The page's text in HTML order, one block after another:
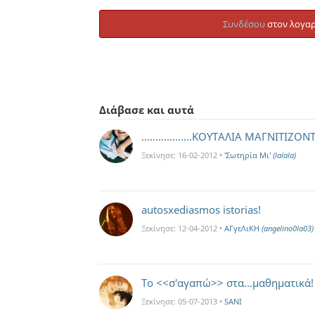
Συνδέσουστον
Διάβασε και αυτά
..................ΚΟΥΤΑΛΙΑ
Ξεκίνησε: 16-02-2012 • 'Σωτηρία Mι' (lalala)
autosxediasmos istorias!
Ξεκίνησε: 12-04-2012 • ΑΓγεΛιΚΗ (angelino0la03)
Το <<σ'αγαπώ>> στα...μαθηματικά!
Ξεκίνησε: 05-07-2013 • SANI